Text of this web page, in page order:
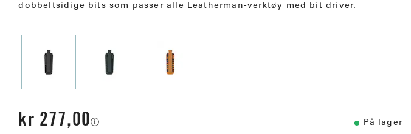
dobbeltsidige bits som passer alle Leatherman-verktøy med bit driver.
kr 277,00 På lager